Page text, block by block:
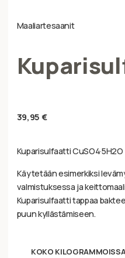
Maaliartesaanit
39,95 €
Kuparisulfaatti CuSO4·5H2O
Käytetään esimerkiksi
valmistuksessa ja
Kuparisulfaatti tappaa
puun kyllästämiseen.
KOKO